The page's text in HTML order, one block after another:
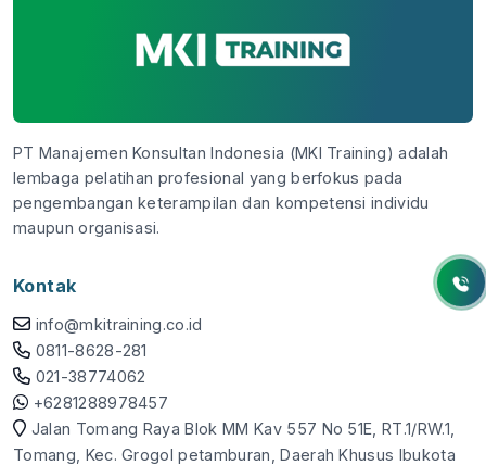
PT Manajemen Konsultan Indonesia (MKI Training) adalah
lembaga pelatihan profesional yang berfokus pada
pengembangan keterampilan dan kompetensi individu
maupun organisasi.
Kontak
info@mkitraining.co.id
0811-8628-281
021-38774062
+6281288978457
Jalan Tomang Raya Blok MM Kav 557 No 51E, RT.1/RW.1,
Tomang, Kec. Grogol petamburan, Daerah Khusus Ibukota